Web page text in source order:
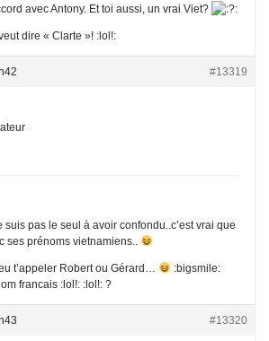
avec Antony. Et toi aussi, un vrai Viet?
:
dire « Clarte »! :lol!:
#13319
suis pas le seul à avoir confondu..c’est vrai que
ses prénoms vietnamiens..
t’appeler Robert ou Gérard…
:bigsmile:
francais :lol!: :lol!: ?
#13320